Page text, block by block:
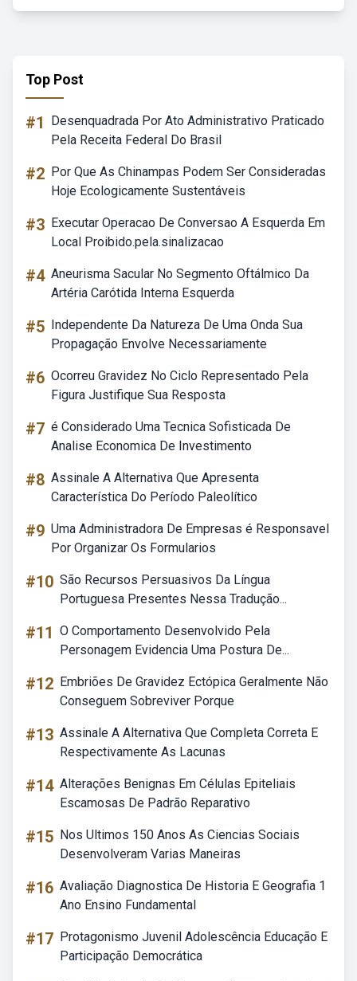
Top Post
#1
Desenquadrada Por Ato Administrativo Praticado
Pela Receita Federal Do Brasil
#2 Por Que As Chinampas Podem Ser Consideradas
Hoje Ecologicamente Sustentáveis
#3 Executar Operacao De Conversao A Esquerda Em
Local Proibido.pela.sinalizacao
#4 Aneurisma Sacular No Segmento Oftálmico Da
Artéria Carótida Interna Esquerda
#5 Independente Da Natureza De Uma Onda Sua
Propagação Envolve Necessariamente
#6 Ocorreu Gravidez No Ciclo Representado Pela
Figura Justifique Sua Resposta
#7 é Considerado Uma Tecnica Sofisticada De
Analise Economica De Investimento
#8 Assinale A Alternativa Que Apresenta
Característica Do Período Paleolítico
#9 Uma Administradora De Empresas é Responsavel
Por Organizar Os Formularios
#10 São Recursos Persuasivos Da Língua
Portuguesa Presentes Nessa Tradução...
#11 O Comportamento Desenvolvido Pela
Personagem Evidencia Uma Postura De...
#12 Embriões De Gravidez Ectópica Geralmente Não
Conseguem Sobreviver Porque
#13 Assinale A Alternativa Que Completa Correta E
Respectivamente As Lacunas
#14 Alterações Benignas Em Células Epiteliais
Escamosas De Padrão Reparativo
#15 Nos Ultimos 150 Anos As Ciencias Sociais
Desenvolveram Varias Maneiras
#16 Avaliação Diagnostica De Historia E Geografia 1
Ano Ensino Fundamental
#17 Protagonismo Juvenil Adolescência Educação E
Participação Democrática